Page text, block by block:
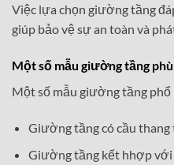
Việc lựa chọn giường tầng
giúp bảo vệ sự an toàn và
Một số mẫu giường tầng
Một số mẫu giường tầng phổ
Giường tầng có cầu thang
Giường tầng kết hhợp với